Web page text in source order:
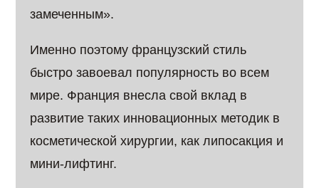
замеченным».
Именно поэтому французский стиль
быстро завоевал популярность во всем
мире. Франция внесла свой вклад в
развитие таких инновационных методик в
косметической хирургии, как липосакция и
мини-лифтинг.